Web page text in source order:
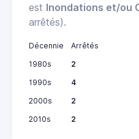
est Inondations et/ou
arrêtés).
Décennie
Arrêtés
1980s
2
1990s
4
2000s
2
2010s
2